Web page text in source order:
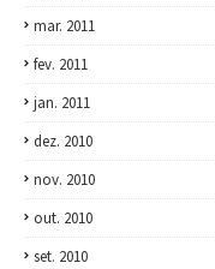
mar. 2011
fev. 2011
jan. 2011
dez. 2010
nov. 2010
out. 2010
set. 2010